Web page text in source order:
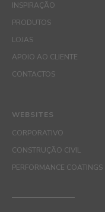
INSPIRAÇÃO
PRODUTOS
LOJAS
APOIO AO CLIENTE
CONTACTOS
WEBSITES
CORPORATIVO
CONSTRUÇÃO CIVIL
PERFORMANCE COATINGS